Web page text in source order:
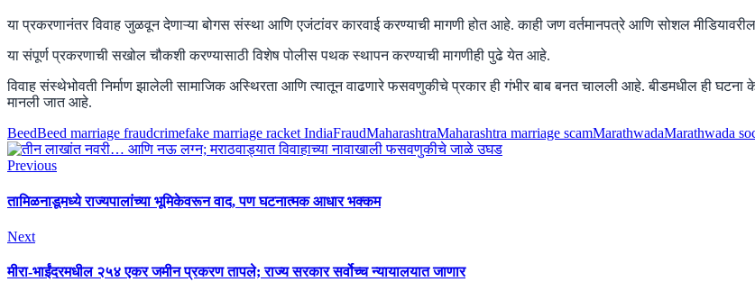
या प्रकरणानंतर विवाह जुळवून देणाऱ्या बोगस संस्था आणि एजंटांवर कारवाई करण्याची मागणी होत आहे. काही जण वर्तमानपत्रे आणि सोशल
या संपूर्ण प्रकरणाची सखोल चौकशी करण्यासाठी विशेष पोलीस पथक स्थापन करण्याची मागणीही पुढे येत आहे.
विवाह संस्थेभोवती निर्माण झालेली सामाजिक अस्थिरता आणि त्यातून वाढणारे फसवणुकीचे प्रकार ही गंभीर बाब बनत चालली आहे. बीडमधील ही
मानली जात आहे.
BeedBeed marriage fraudcrimefake marriage racket IndiaFraudMaharashtraMaharashtra marriage scamMarathwadaMarathwada
Previous
तामिळनाडूमध्ये राज्यपालांच्या भूमिकेवरून वाद, पण घटनात्मक आधार भक्कम
Next
मीरा-भाईंदरमधील २५४ एकर जमीन प्रकरण तापले; राज्य सरकार सर्वोच्च न्यायालयात जाणार